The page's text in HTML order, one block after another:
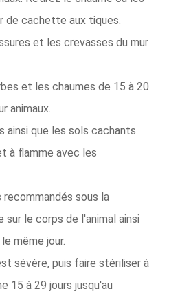
de cachette aux tiques.
et les crevasses du mur
et les chaumes de 15 à 20
animaux.
ainsi que les sols cachants
à flamme avec les
sous la
sur le corps de l'animal ainsi
même jour.
sévère, puis faire stériliser à
15 à 29 jours jusqu'au